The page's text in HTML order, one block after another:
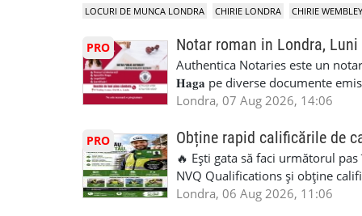
LOCURI DE MUNCA LONDRA CHIRIE LONDRA CHIRIE WEMBLEY
PRO Notar roman in Londra, Luni
Authentica Notaries este un
𝐇𝐚𝐠𝐚 pe diverse documente
căsătorie) ♦ 𝐩𝐫𝐨𝐜𝐮𝐫𝐢 ♦
împrumut în România) ♦ 𝐭𝐫𝐚𝐝𝐮𝐜𝐞𝐫𝐢
judiciar din România ♦Certificat
Identificari (ex.ID1) Legal, fără
sâmbăta 🕒 Program: • Luni -
Londra, 07 Aug 2026, 14:06
PRO Obține rapid calificările de
🔥 Ești gata să faci următorul
NVQ Qualifications și obține
Calificări recunoscute în UK ✅
Londra, 06 Aug 2026, 11:06